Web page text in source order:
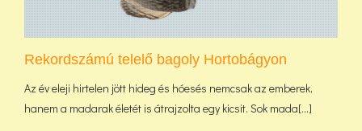
Rekordszámú telelő bagoly Hortobágyon
Az év eleji hirtelen jött hideg és hóesés nemcsak az emberek,
hanem a madarak életét is átrajzolta egy kicsit. Sok mada[...]